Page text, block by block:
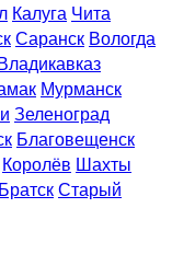
Калуга Чита
Саранск Вологда
Мурманск
Зеленоград
Благовещенск
Королёв Шахты
БратскСтарый